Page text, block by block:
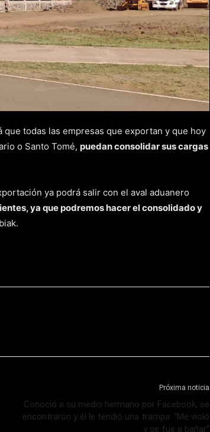
todas las empresas que exportan y que hoy
o Santo Tomé, puedan consolidar sus cargas
ya podrá salir con el aval aduanero
ya que podremos hacer el consolidado y
Próxima noticia
Conoció a su medio hermano por Facebook, se
encontraron y él le tendió una trampa: “Me violó
y se fue a bañar”